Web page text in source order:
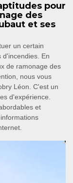
pour
des
et ses
un certain
d'incendies. En
de ramonage des
nous vous
Léon. C'est un
d'expérience.
et